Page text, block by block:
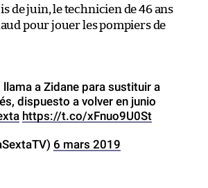
de juin, le technicien de 46 ans
pour jouer les pompiers de
llama a Zidane para sustituir a
dispuesto a volver en junio
https://t.co/xFnuo9U0St
6 mars 2019